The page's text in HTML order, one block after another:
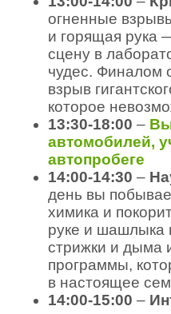
огненные
и горящая рука
сцену в
чудес. Финалом
взрыв
которое
13:30-18:00 –
автомобилей,
автопробеге
14:00-14:30 –
день вы
химика и
руке и шашлыка
стрижки и дыма
программы,
в настоящее
14:00-15:00 –